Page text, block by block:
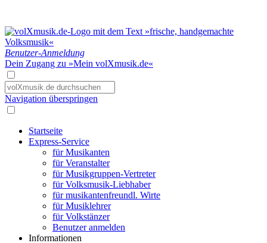
Benutzer-Anmeldung
Dein Zugang zu »Mein volXmusik.de«
Navigation überspringen
Startseite
Express-Service
für Musikanten
für Veranstalter
für Musikgruppen-Vertreter
für Volksmusik-Liebhaber
für musikantenfreundl. Wirte
für Musiklehrer
für Volkstänzer
Benutzer anmelden
Informationen